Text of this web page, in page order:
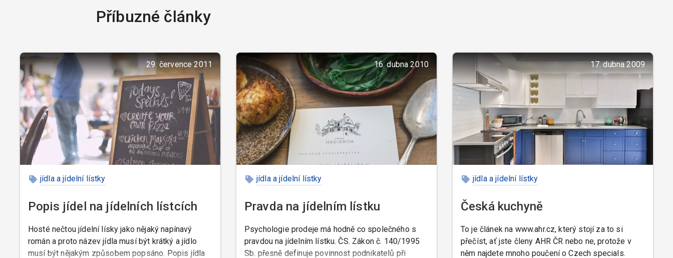
Příbuzné články
29. července 2011
jídla a jídelní lístky
Popis jídel na jídelních lístcích
Hosté nečtou jídelní lísky jako nějaký napínavý
román a proto název jídla musí být krátký a jídlo
musí být nějakým způsobem popsáno. Popis jídla
16. dubna 2010
jídla a jídelní lístky
Pravda na jídelním lístku
Psychologie prodeje má hodně co společného s
pravdou na jídelním lístku. ČS. Zákon č. 140/1995
Sb. přesně definuje povinnost podnikatelů při
17. dubna 2009
jídla a jídelní lístky
Česká kuchyně
To je článek na www.ahr.cz, který stojí za to si
přečíst, ať jste členy AHR ČR nebo ne, protože v
něm najdete mnoho poučení o Czech specials.